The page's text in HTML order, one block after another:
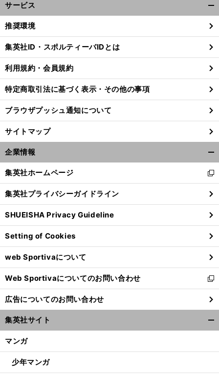
。
、
前
サービス
閉
る
推奨環境
集英社ID・スポルティーバIDとは
利用規約・会員規約
特定商取引法に基づく表示・その他の事項
ブラウザプッシュ通知について
サイトマップ
企業情報
閉
る
集英社ホームページ
新
し
い
ウ
ィ
ン
ド
ウ
で
開
く
集英社プライバシーガイドライン
SHUEISHA Privacy Guideline
Setting of Cookies
web Sportivaについて
Web Sportivaについてのお問い合わせ
新
し
い
ウ
ィ
ン
ウ
開
広告についてのお問い合わせ
集英社サイト
マンガ
少年マンガ